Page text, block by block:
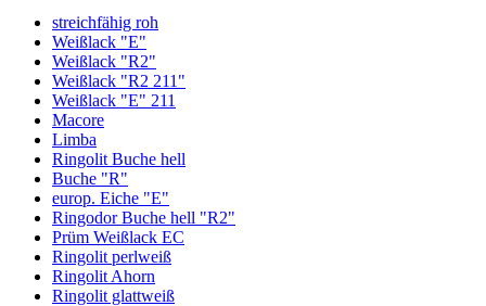
streichfähig roh
Weißlack "E"
Weißlack "R2"
Weißlack "R2 211"
Weißlack "E" 211
Macore
Limba
Ringolit Buche hell
Buche "R"
europ. Eiche "E"
Ringodor Buche hell "R2"
Prüm Weißlack EC
Ringolit perlweiß
Ringolit Ahorn
Ringolit glattweiß